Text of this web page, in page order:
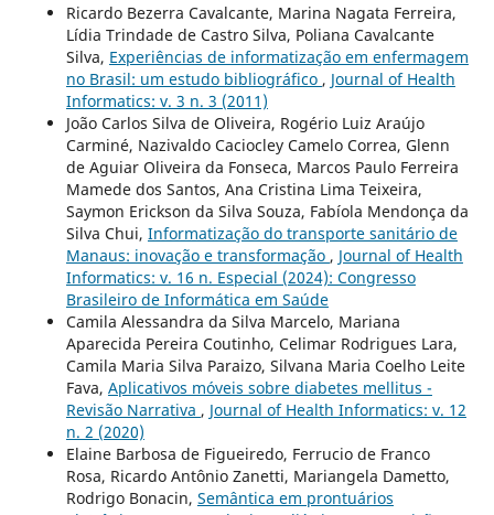
Ricardo Bezerra Cavalcante, Marina Nagata Ferreira,
Lídia Trindade de Castro Silva, Poliana Cavalcante
Silva, Experiências de informatização em enfermagem
no Brasil: um estudo bibliográfico , Journal of Health
Informatics: v. 3 n. 3 (2011)
João Carlos Silva de Oliveira, Rogério Luiz Araújo
Carminé, Nazivaldo Caciocley Camelo Correa, Glenn
de Aguiar Oliveira da Fonseca, Marcos Paulo Ferreira
Mamede dos Santos, Ana Cristina Lima Teixeira,
Saymon Erickson da Silva Souza, Fabíola Mendonça da
Silva Chui, Informatização do transporte sanitário de
Manaus: inovação e transformação , Journal of Health
Informatics: v. 16 n. Especial (2024): Congresso
Brasileiro de Informática em Saúde
Camila Alessandra da Silva Marcelo, Mariana
Aparecida Pereira Coutinho, Celimar Rodrigues Lara,
Camila Maria Silva Paraizo, Silvana Maria Coelho Leite
Fava, Aplicativos móveis sobre diabetes mellitus -
Revisão Narrativa , Journal of Health Informatics: v. 12
n. 2 (2020)
Elaine Barbosa de Figueiredo, Ferrucio de Franco
Rosa, Ricardo Antônio Zanetti, Mariangela Dametto,
Rodrigo Bonacin, Semântica em prontuários